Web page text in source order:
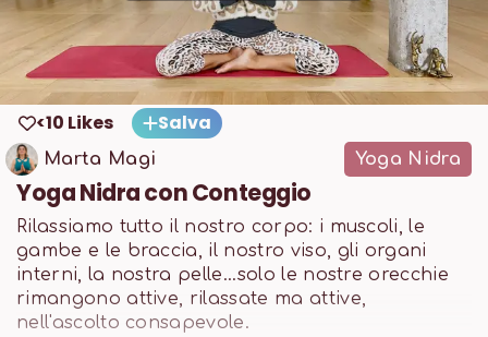
<10 Likes Salva
Marta Magi Yoga Nidra
Yoga Nidra con Conteggio
Rilassiamo tutto il nostro corpo: i muscoli, le
gambe e le braccia, il nostro viso, gli organi
interni, la nostra pelle...solo le nostre orecchie
rimangono attive, rilassate ma attive,
nell'ascolto consapevole.